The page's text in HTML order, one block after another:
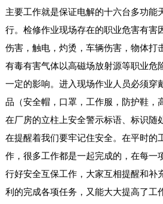
主要工作就是保证电解的十六台多功能
行。检修作业现场存在的职业危害有害
伤害，触电，灼烫，车辆伤害，物体打
有毒有害气体以高磁场放射源等职业危
一定的影响。进入现场作业人员必须穿
品（安全帽，口罩，工作服，防护鞋，
在厂房的立柱上安全警示标语、标识随
在提醒着我们要牢记住安全。在平时的
作，很多工作都是一起完成的，在每一
行好安全互保工作，大家互相提醒和补
利的完成各项任务，又能大大提高了工